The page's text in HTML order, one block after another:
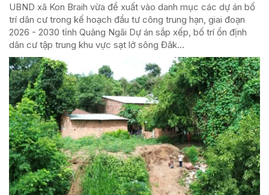
UBND xã Kon Braih vừa đề xuất vào danh mục các dự án bố
trí dân cư trong kế hoạch đầu tư công trung hạn, giai đoạn
2026 - 2030 tỉnh Quảng Ngãi Dự án sắp xếp, bố trí ổn định
dân cư tập trung khu vực sạt lở sông Đăk...